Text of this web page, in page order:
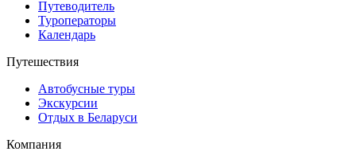
Путеводитель
Туроператоры
Календарь
Путешествия
Автобусные туры
Экскурсии
Отдых в Беларуси
Компания